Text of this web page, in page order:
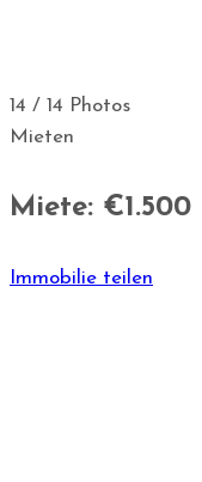
14 / 14 Photos
Mieten
Miete: €1.500
Immobilie teilen